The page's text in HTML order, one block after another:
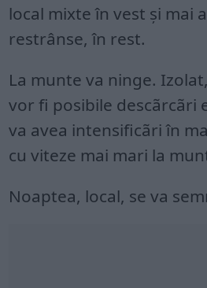
local mixte în vest şi mai
restrânse, în rest.
La munte va ninge.
vor fi posibile descãrcãri
va avea intensificãri în
cu viteze mai mari la
Noaptea, local, se va